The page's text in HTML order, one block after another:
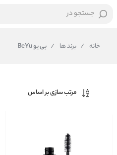
جستجو در
خانه / برند ها / بی یو BeYu
مرتب سازی بر اساس